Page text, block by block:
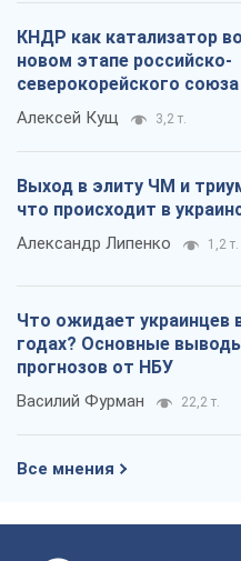
КНДР как катализатор
новом этапе российско-
северокорейского союза
Алексей Кущ 3,2 т.
Выход в элиту ЧМ и
что происходит в
Александр Липенко 1,2 т.
Что ожидает украинцев
годах? Основные
прогнозов от НБУ
Василий Фурман 22,2 т.
Все мнения